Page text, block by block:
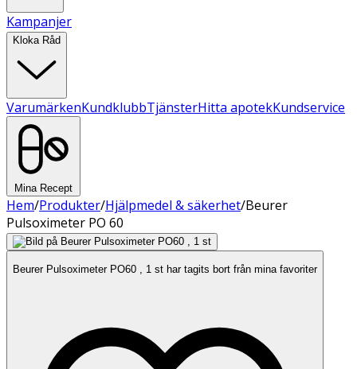
Kampanjer
Kloka Råd
VarumärkenKundklubbTjänsterHitta apotekKundservice
Mina Recept
Hem/Produkter/Hjälpmedel & säkerhet/Beurer
Pulsoximeter PO 60
Beurer Pulsoximeter PO60 , 1 st har tagits bort från mina favoriter